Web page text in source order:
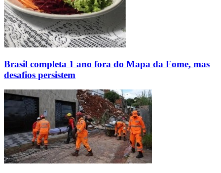
Brasil completa 1 ano fora do Mapa da Fome, mas
desafios persistem